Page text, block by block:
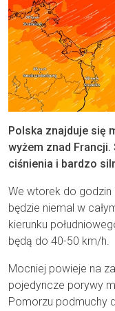
Polska znajduje się
wyżem znad
ciśnienia i bardzo
We wtorek do
będzie niemal w
kierunku
będą do 40-50 km/h.
Mocniej powieje na
pojedyncze porywy
Pomorzu podmuchy